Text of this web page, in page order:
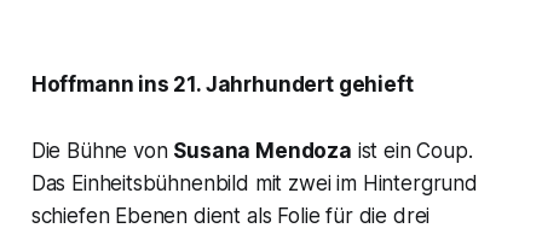
Hoffmann ins 21. Jahrhundert gehieft
Die Bühne von Susana Mendoza ist ein Coup.
Das Einheitsbühnenbild mit zwei im Hintergrund
schiefen Ebenen dient als Folie für die drei